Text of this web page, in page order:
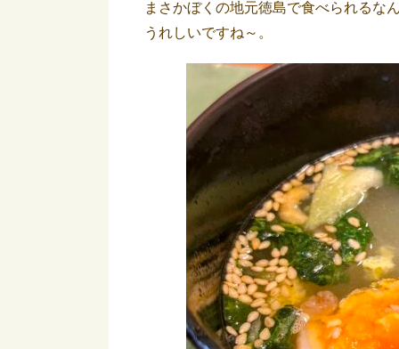
まさかぼくの地元徳島で食べられるな
うれしいですね～。